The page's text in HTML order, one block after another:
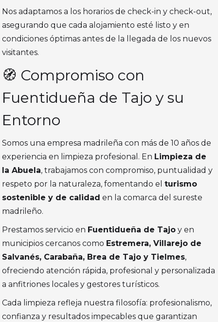
Nos adaptamos a los horarios de check-in y check-out,
asegurando que cada alojamiento esté listo y en
condiciones óptimas antes de la llegada de los nuevos
visitantes.
🧭 Compromiso con
Fuentidueña de Tajo y su
Entorno
Somos una empresa madrileña con más de 10 años de
experiencia en limpieza profesional. En Limpieza de
la Abuela, trabajamos con compromiso, puntualidad y
respeto por la naturaleza, fomentando elturismo
sostenible y de calidad en la comarca del sureste
madrileño.
Prestamos servicio en Fuentidueña de Tajo y en
municipios cercanos como Estremera, Villarejo de
Salvanés, Carabaña, Brea de Tajo y Tielmes,
ofreciendo atención rápida, profesional y personalizada
a anfitriones locales y gestores turísticos.
Cada limpieza refleja nuestra filosofía: profesionalismo,
confianza y resultados impecables que garantizan